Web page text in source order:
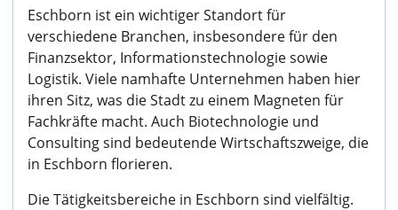
Eschborn ist ein wichtiger Standort für
verschiedene Branchen, insbesondere für den
Finanzsektor, Informationstechnologie sowie
Logistik. Viele namhafte Unternehmen haben hier
ihren Sitz, was die Stadt zu einem Magneten für
Fachkräfte macht. Auch Biotechnologie und
Consulting sind bedeutende Wirtschaftszweige, die
in Eschborn florieren.
Die Tätigkeitsbereiche in Eschborn sind vielfältig.